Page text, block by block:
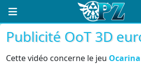
Publicité OoT 3D
Cette vidéo concerne le jeu